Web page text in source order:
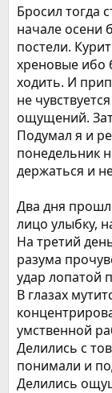
Бросил тогда
начале осени
постели.
хреновые ибо
ходить. И
не
ощущений.
Подумал я и
понедельник
держаться и
Два дня
лицо улыбку,
На третий
разума
удар лопатой
В глазах
умственной
Делились с
понимали и
Делились